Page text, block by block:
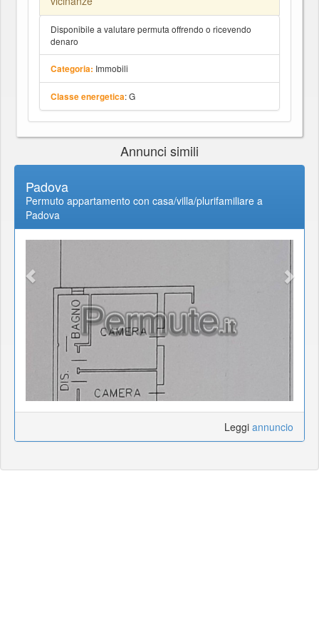
Disponibile a valutare permuta offrendo o ricevendo
denaro
Categoria: Immobili
Classe energetica: G
Annunci simili
Padova
Permuto appartamento con casa/villa/plurifamiliare a
Padova
Leggi annuncio